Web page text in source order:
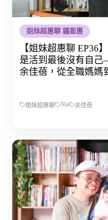
姐妹超惠聊 鐘盈惠
【姐妹超惠聊 EP36
是活到最後沒有自
余佳蓓，從全職媽媽
姐妹超惠聊 Nia 余佳蓓